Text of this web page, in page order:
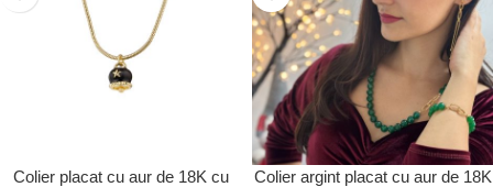
Colier placat cu aur de 18K cu
Colier argint placat cu aur de 18K